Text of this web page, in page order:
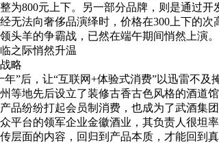
为800元上下。另一部分品牌，则是通过开
法向奢侈品演绎时，价格在300上下的次
头羊的争霸战，已然在端午期间悄然上演。
之际悄然升温
略
后，让“互联网+体验式消费”以迅雷不及
地先后设立了装修古香古色风格的酒道馆
品纷纷打起会员制消费，也成为了武酒集团
台的领军企业金徽酒业，其负责人很坦率
层面的内容，回归到产品本质，才能回到